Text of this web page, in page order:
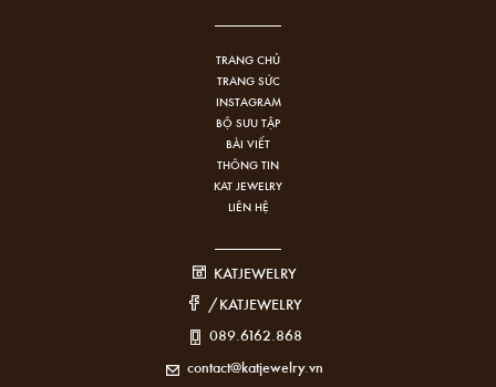
TRANG CHỦ
TRANG SỨC
INSTAGRAM
BỘ SƯU TẬP
BÀI VIẾT
THÔNG TIN
KAT JEWELRY
LIÊN HỆ
KATJEWELRY
/KATJEWELRY
089.6162.868
contact@katjewelry.vn